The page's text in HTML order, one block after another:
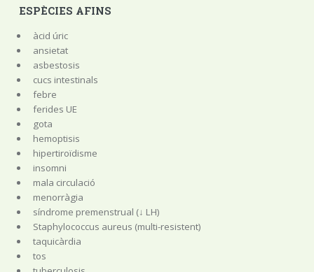
ESPÈCIES AFINS
àcid úric
ansietat
asbestosis
cucs intestinals
febre
ferides UE
gota
hemoptisis
hipertiroïdisme
insomni
mala circulació
menorràgia
síndrome premenstrual (↓ LH)
Staphylococcus aureus (multi-resistent)
taquicàrdia
tos